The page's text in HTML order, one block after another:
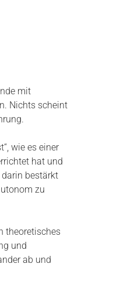
mit
Nichts scheint
wie es einer
hat und
bestärkt
zu
theoretisches
und
ab und